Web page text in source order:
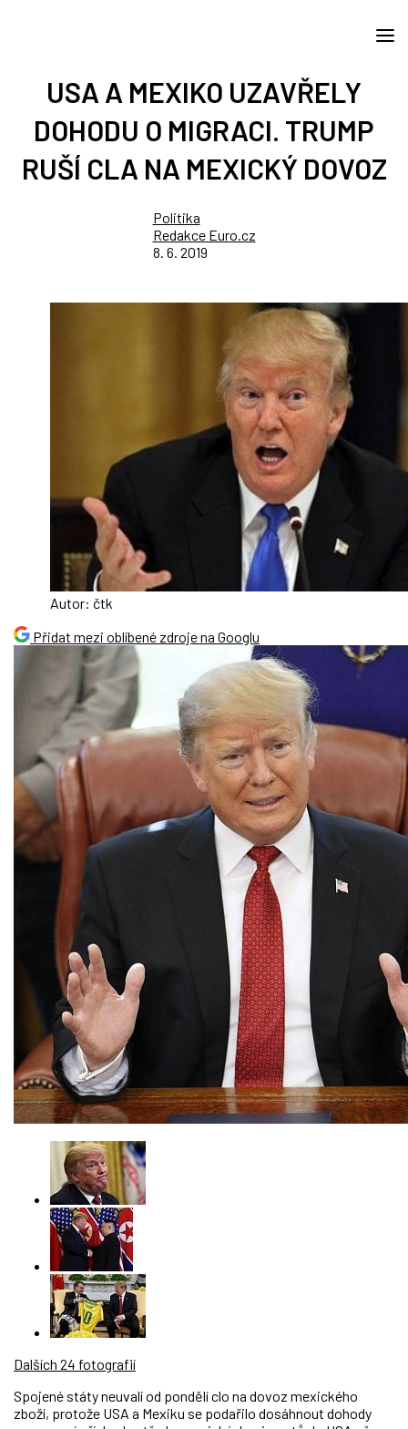
USA A MEXIKO UZAVŘELY
DOHODU O MIGRACI. TRUMP
RUŠÍ CLA NA MEXICKÝ DOVOZ
Politika
Redakce Euro.cz
8. 6. 2019
Autor: čtk
Přidat mezi oblíbené zdroje na Googlu
Dalších 24 fotografií
Spojené státy neuvalí od pondělí clo na dovoz mexického
zboží, protože USA a Mexiku se podařilo dosáhnout dohody